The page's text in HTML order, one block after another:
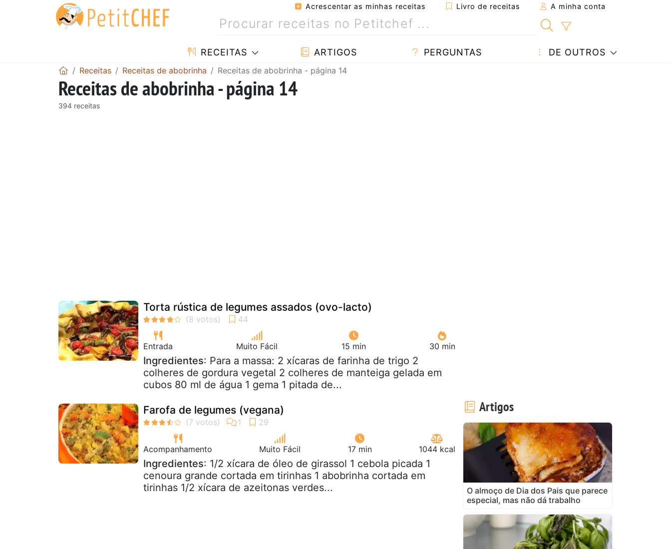
Acrescentar as minhas receitas Livro de receitas A minha conta
RECEITAS ARTIGOS PERGUNTAS DE OUTROS
Receitas Receitas de abobrinha Receitas de abobrinha - página 14
Receitas de abobrinha - página 14
394 receitas
Torta rústica de legumes assados (ovo-lacto)
Entrada Muito Fácil 15 min 30 min
Ingredientes: Para a massa: 2 xícaras de farinha de trigo 2
colheres de gordura vegetal 2 colheres de manteiga gelada em
cubos 80 ml de água 1 gema 1 pitada de...
Farofa de legumes (vegana)
Acompanhamento Muito Fácil 17 min 1044 kcal
Ingredientes: 1/2 xícara de óleo de girassol 1 cebola picada 1
cenoura grande cortada em tirinhas 1 abobrinha cortada em
tirinhas 1/2 xícara de azeitonas verdes...
Artigos
O almoço de Dia dos Pais que parece
especial, mas não dá trabalho